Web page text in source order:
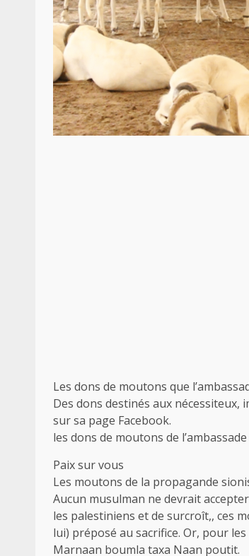
Les dons de moutons que
Des dons destinés aux nécessiteux,
sur sa page Facebook.
les dons de moutons de l’ambassade
Paix sur vous
Les moutons de la propagande
Aucun musulman ne devrait
les palestiniens et de surcroît,, ces
lui) préposé au sacrifice. Or, pour les
Marnaan boumla taxa Naan poutit.